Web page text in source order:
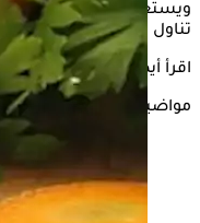
ويستعرض "الكونسلتو" في
تناول الجزر.
اقرأ أيضًا: تناول الجزر كل
مواضيع ذات صلة